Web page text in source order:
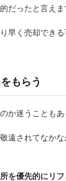
だったと言えま
早く売却でき
もらう
か迷うこともあ
遠されてなか
を優先的にリフ